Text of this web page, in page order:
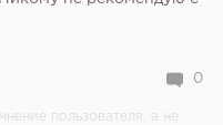
0
пользователя, а не